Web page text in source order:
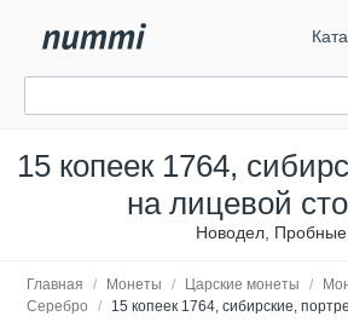
15 копеек 1764,
на лицевой
Новодел, Пробные
Главная / Монеты / Царские монеты /
Серебро
/ 15 копеек 1764, сибирские,